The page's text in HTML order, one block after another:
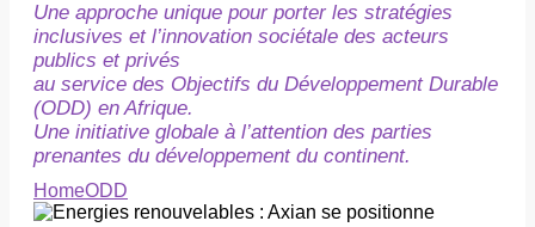
Une approche unique pour porter les stratégies
inclusives et l’innovation sociétale des acteurs
publics et privés
au service des Objectifs du Développement Durable
(ODD) en Afrique.
Une initiative globale à l’attention des parties
prenantes du développement du continent.
HomeODD